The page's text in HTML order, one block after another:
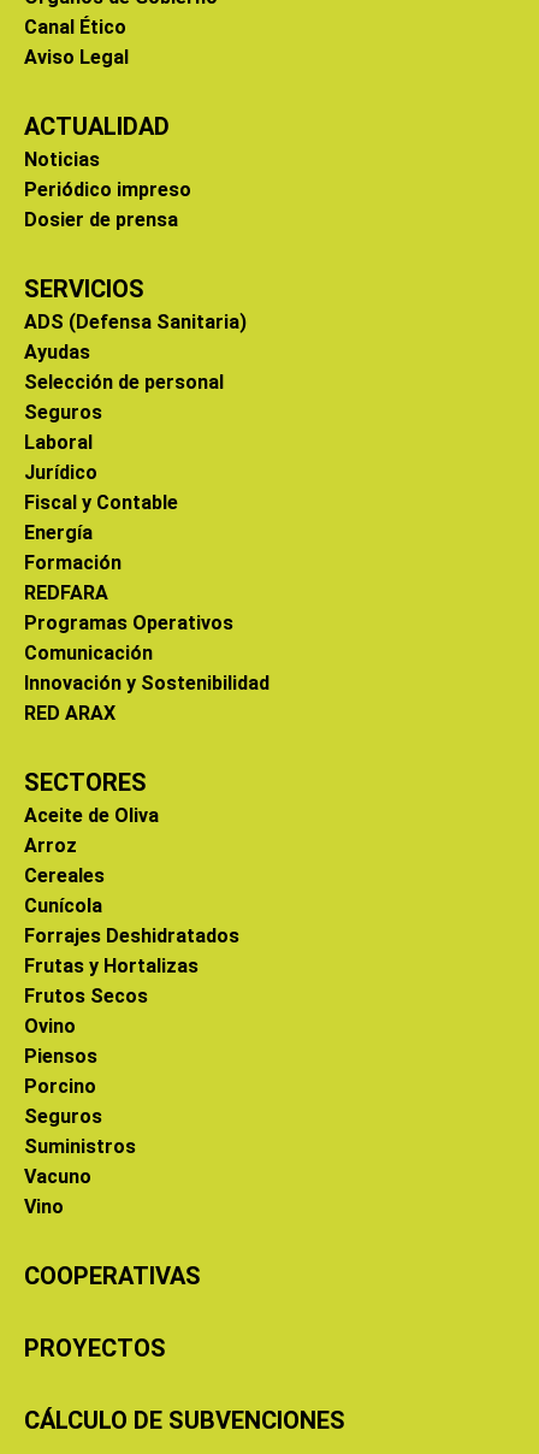
Canal Ético
Aviso Legal
ACTUALIDAD
Noticias
Periódico impreso
Dosier de prensa
SERVICIOS
ADS (Defensa Sanitaria)
Ayudas
Selección de personal
Seguros
Laboral
Jurídico
Fiscal y Contable
Energía
Formación
REDFARA
Programas Operativos
Comunicación
Innovación y Sostenibilidad
RED ARAX
SECTORES
Aceite de Oliva
Arroz
Cereales
Cunícola
Forrajes Deshidratados
Frutas y Hortalizas
Frutos Secos
Ovino
Piensos
Porcino
Seguros
Suministros
Vacuno
Vino
COOPERATIVAS
PROYECTOS
CÁLCULO DE SUBVENCIONES